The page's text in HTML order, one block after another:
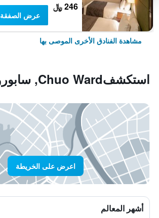
246 ﷼
عرض الصفقة
مشاهدة الفنادق الأخرى الموصى بها
استكشفChuo Ward, سابورو
اعرض على الخريطة
أشهر المعالم